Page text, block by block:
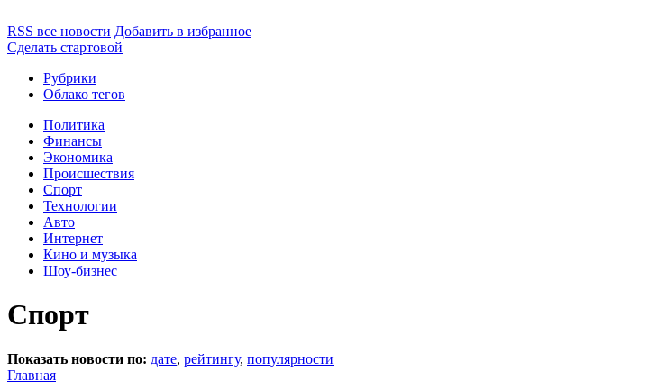
RSS все новости Добавить в избранное
Сделать стартовой
Рубрики
Облако тегов
Политика
Финансы
Экономика
Происшествия
Спорт
Технологии
Авто
Интернет
Кино и музыка
Шоу-бизнес
Спорт
Показать новости по: дате, рейтингу, популярности
Главная